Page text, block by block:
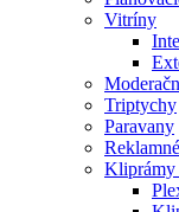
Vitríny
Triptychy
Paravany
Kliprámy